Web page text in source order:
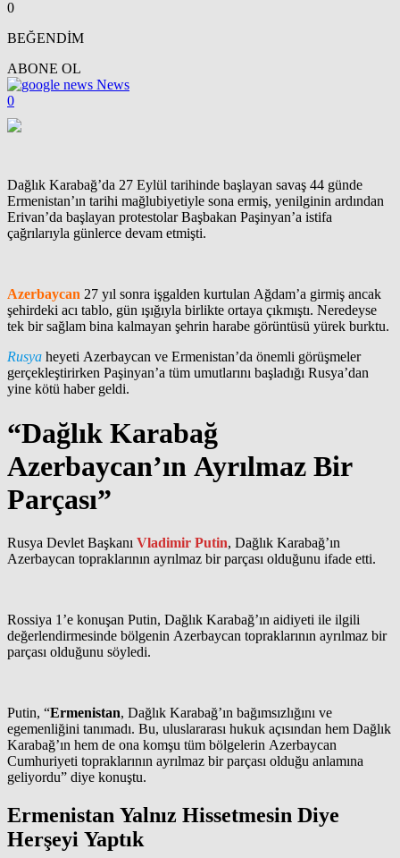
0
BEĞENDİM
ABONE OL
News
0
Dağlık Karabağ’da 27 Eylül tarihinde başlayan savaş 44 günde
Ermenistan’ın tarihi mağlubiyetiyle sona ermiş, yenilginin ardından
Erivan’da başlayan protestolar Başbakan Paşinyan’a istifa
çağrılarıyla günlerce devam etmişti.
Azerbaycan 27 yıl sonra işgalden kurtulan Ağdam’a girmiş ancak
şehirdeki acı tablo, gün ışığıyla birlikte ortaya çıkmıştı. Neredeyse
tek bir sağlam bina kalmayan şehrin harabe görüntüsü yürek burktu.
Rusya heyeti Azerbaycan ve Ermenistan’da önemli görüşmeler
gerçekleştirirken Paşinyan’a tüm umutlarını başladığı Rusya’dan
yine kötü haber geldi.
“Dağlık Karabağ
Azerbaycan’ın Ayrılmaz Bir
Parçası”
Rusya Devlet Başkanı Vladimir Putin, Dağlık Karabağ’ın
Azerbaycan topraklarının ayrılmaz bir parçası olduğunu ifade etti.
Rossiya 1’e konuşan Putin, Dağlık Karabağ’ın aidiyeti ile ilgili
değerlendirmesinde bölgenin Azerbaycan topraklarının ayrılmaz bir
parçası olduğunu söyledi.
Putin, “Ermenistan, Dağlık Karabağ’ın bağımsızlığını ve
egemenliğini tanımadı. Bu, uluslararası hukuk açısından hem Dağlık
Karabağ’ın hem de ona komşu tüm bölgelerin Azerbaycan
Cumhuriyeti topraklarının ayrılmaz bir parçası olduğu anlamına
geliyordu” diye konuştu.
Ermenistan Yalnız Hissetmesin Diye
Herşeyi Yaptık